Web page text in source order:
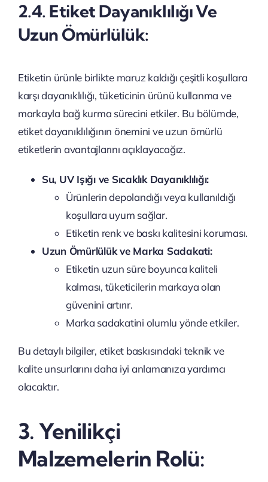
2.4. Etiket Dayanıklılığı Ve
Uzun Ömürlülük:
Etiketin ürünle birlikte maruz kaldığı çeşitli koşullara
karşı dayanıklılığı, tüketicinin ürünü kullanma ve
markayla bağ kurma sürecini etkiler. Bu bölümde,
etiket dayanıklılığının önemini ve uzun ömürlü
etiketlerin avantajlarını açıklayacağız.
Su, UV Işığı ve Sıcaklık Dayanıklılığı:
Ürünlerin depolandığı veya kullanıldığı
koşullara uyum sağlar.
Etiketin renk ve baskı kalitesini koruması.
Uzun Ömürlülük ve Marka Sadakati:
Etiketin uzun süre boyunca kaliteli
kalması, tüketicilerin markaya olan
güvenini artırır.
Marka sadakatini olumlu yönde etkiler.
Bu detaylı bilgiler, etiket baskısındaki teknik ve
kalite unsurlarını daha iyi anlamanıza yardımcı
olacaktır.
3. Yenilikçi
Malzemelerin Rolü: